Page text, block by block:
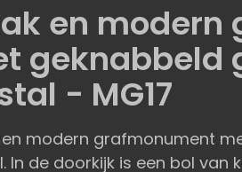
en
geknabbeld
- MG17
modern grafmonument
In de doorkijk is een bol van